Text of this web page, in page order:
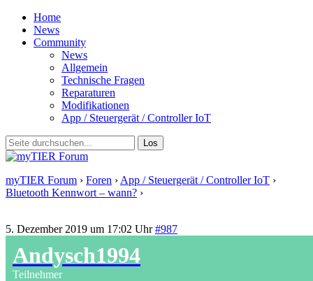
Home
News
Community
News
Allgemein
Technische Fragen
Reparaturen
Modifikationen
App / Steuergerät / Controller IoT
myTIER Forum › Foren › App / Steuergerät / Controller IoT ›
Bluetooth Kennwort – wann? ›
5. Dezember 2019 um 17:02 Uhr #987
Andysch1994
Teilnehmer